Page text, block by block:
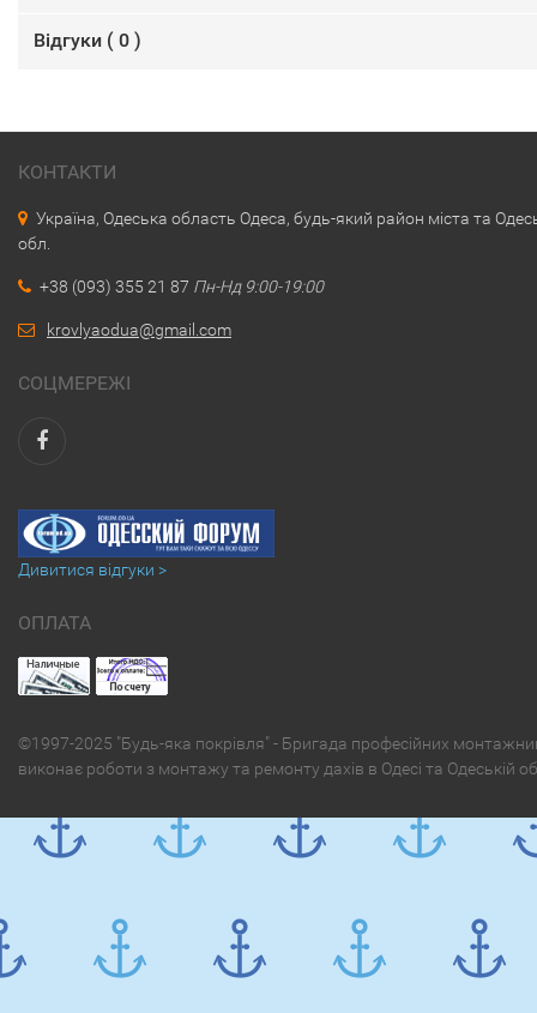
Відгуки ( 0 )
КОНТАКТИ
Україна, Одеська область Одеса, будь-який район міста та
обл.
+38 (093) 355 21 87 Пн-Нд 9:00-19:00
krovlyaodua@gmail.com
СОЦМЕРЕЖІ
Дивитися відгуки >
ОПЛАТА
©1997-2025 "Будь-яка покрівля" - Бригада професійних
виконає роботи з монтажу та ремонту дахів в Одесі та Одеській